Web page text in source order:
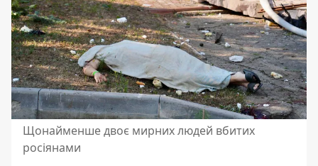
Щонайменше двоє мирних людей вбитих
росіянами